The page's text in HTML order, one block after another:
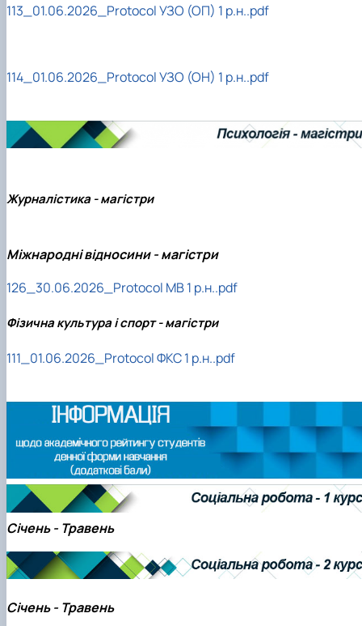
113_01.06.2026_Protocol УЗО (ОП) 1 р.н..pdf
114_01.06.2026_Protocol УЗО (ОН) 1 р.н..pdf
Журналістика - магістри
Міжнародні відносини - магістри
126_30.06.2026_Protocol МВ 1 р.н..pdf
Фізична культура і спорт - магістри
111_01.06.2026_Protocol ФКС 1 р.н..pdf
Січень - Травень
Січень - Травень